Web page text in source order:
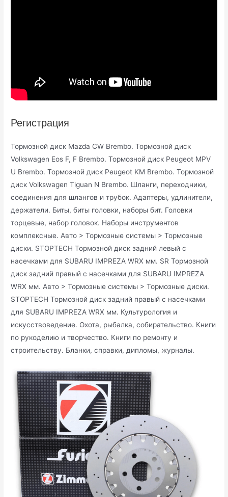
Регистрация
Тормозной диск Mazda CW Brembo. Тормозной диск
Volkswagen Eos F, F Brembo. Тормозной диск Peugeot MPV
U Brembo. Тормозной диск Peugeot KM Brembo. Тормозной
диск Volkswagen Tiguan N Brembo. Шланги, переходники,
соединения для шлангов и трубок. Адаптеры, удлинители,
держатели. Биты, биты головки, наборы бит. Головки
торцевые, набор головок. Наборы инструментов
комплексные. Авто > Тормозные системы > Тормозные
диски. STOPTECH Тормозной диск задний левый с
насечками для SUBARU IMPREZA WRX мм. SR Тормозной
диск задний правый с насечками для SUBARU IMPREZA
WRX мм. Авто > Тормозные системы > Тормозные диски.
STOPTECH Тормозной диск задний правый с насечками
для SUBARU IMPREZA WRX мм. Культурология и
искусствоведение. Охота, рыбалка, собирательство. Книги
по рукоделию и творчество. Книги по ремонту и
строительству. Бланки, справки, дипломы, журналы.